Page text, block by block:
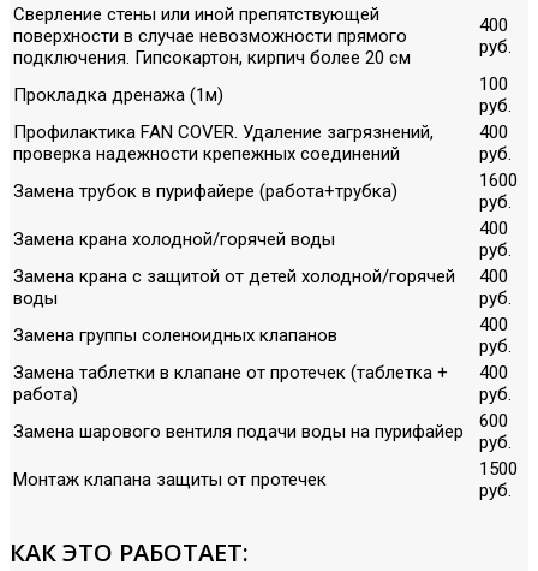
Сверление стены или иной препятствующей
поверхности в случае невозможности прямого
подключения. Гипсокартон, кирпич более 20 см
400
руб.
Прокладка дренажа (1м)
100
руб.
Профилактика FAN COVER. Удаление загрязнений,
проверка надежности крепежных соединений
400
руб.
Замена трубок в пурифайере (работа+трубка)
1600
руб.
Замена крана холодной/горячей воды
400
руб.
Замена крана с защитой от детей холодной/горячей
воды
400
руб.
Замена группы соленоидных клапанов
400
руб.
Замена таблетки в клапане от протечек (таблетка +
работа)
400
руб.
Замена шарового вентиля подачи воды на пурифайер
600
руб.
Монтаж клапана защиты от протечек
1500
руб.
КАК ЭТО РАБОТАЕТ: